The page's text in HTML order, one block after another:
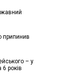
припинив
– у
років